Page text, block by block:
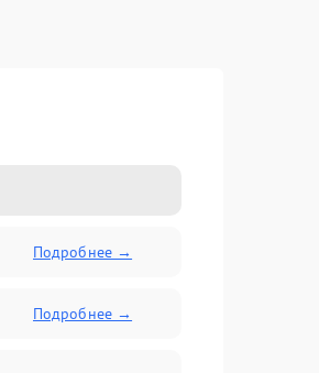
Подробнее →
Подробнее →